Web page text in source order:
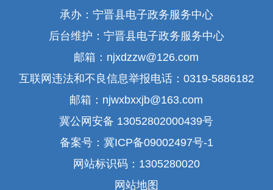
承办：宁晋县电子政务服务中心
后台维护：宁晋县电子政务服务中心
邮箱：njxdzzw@126.com
互联网违法和不良信息举报电话：0319-5886182
邮箱：njwxbxxjb@163.com
冀公网安备 13052802000439号
备案号：冀ICP备09002497号-1
网站标识码：1305280020
网站地图